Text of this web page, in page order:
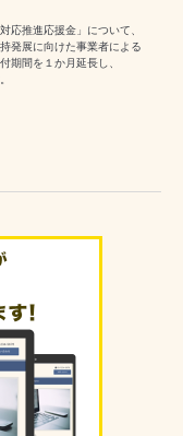
応推進応援金」について、
発展に向けた事業者による
期間を１か月延長し、